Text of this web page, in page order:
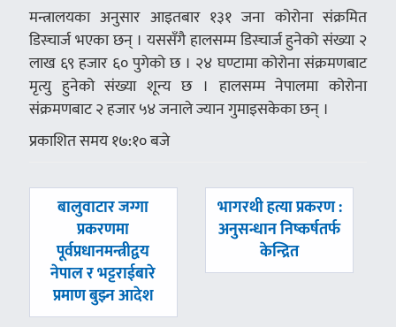
मन्त्रालयका अनुसार आइतबार १३१ जना कोरोना संक्रमित
डिस्चार्ज भएका छन् । यससँगै हालसम्म डिस्चार्ज हुनेको संख्या २
लाख ६९ हजार ६० पुगेको छ । २४ घण्टामा कोरोना संक्रमणबाट
मृत्यु हुनेको संख्या शून्य छ । हालसम्म नेपालमा कोरोना
संक्रमणबाट २ हजार ५४ जनाले ज्यान गुमाइसकेका छन् ।
प्रकाशित समय १७:१० बजे
पछिल्लाे
बालुवाटार जग्गा
प्रकरणमा
पूर्वप्रधानमन्त्रीद्वय
नेपाल र भट्टराईबारे
प्रमाण बुझ्न आदेश
अघिल्लाे
-
भागरथी हत्या प्रकरण :
अनुसन्धान निष्कर्षतर्फ
केन्द्रित